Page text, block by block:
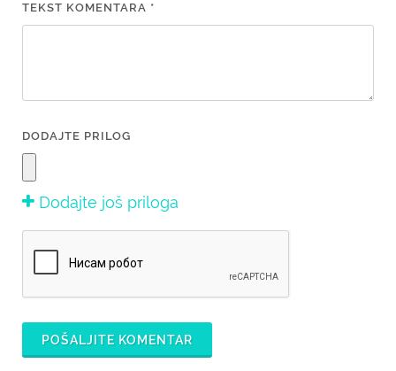
TEKST KOMENTARA *
DODAJTE PRILOG
Dodajte još priloga
POŠALJITE KOMENTAR